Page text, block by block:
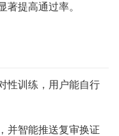
提高通过率。
性训练，用户能自行
并智能推送复审换证